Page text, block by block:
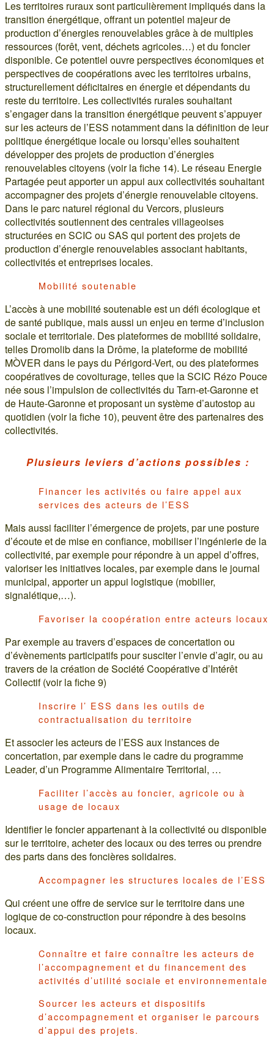
Les territoires ruraux sont particulièrement impliqués dans la
transition énergétique, offrant un potentiel majeur de
production d’énergies renouvelables grâce à de multiples
ressources (forêt, vent, déchets agricoles…) et du foncier
disponible. Ce potentiel ouvre perspectives économiques et
perspectives de coopérations avec les territoires urbains,
structurellement déficitaires en énergie et dépendants du
reste du territoire. Les collectivités rurales souhaitant
s’engager dans la transition énergétique peuvent s’appuyer
sur les acteurs de l’ESS notamment dans la définition de leur
politique énergétique locale ou lorsqu’elles souhaitent
développer des projets de production d’énergies
renouvelables citoyens (voir la fiche 14). Le réseau Energie
Partagée peut apporter un appui aux collectivités souhaitant
accompagner des projets d’énergie renouvelable citoyens.
Dans le parc naturel régional du Vercors, plusieurs
collectivités soutiennent des centrales villageoises
structurées en SCIC ou SAS qui portent des projets de
production d’énergie renouvelables associant habitants,
collectivités et entreprises locales.
Mobilité soutenable
L’accès à une mobilité soutenable est un défi écologique et
de santé publique, mais aussi un enjeu en terme d’inclusion
sociale et territoriale. Des plateformes de mobilité solidaire,
telles Dromolib dans la Drôme, la plateforme de mobilité
MÒVER dans le pays du Périgord-Vert, ou des plateformes
coopératives de covoiturage, telles que la SCIC Rézo Pouce
née sous l’impulsion de collectivités du Tarn-et-Garonne et
de Haute-Garonne et proposant un système d’autostop au
quotidien (voir la fiche 10), peuvent être des partenaires des
collectivités.
Plusieurs leviers d’actions possibles :
Financer les activités ou faire appel aux
services des acteurs de l’ESS
Mais aussi faciliter l’émergence de projets, par une posture
d’écoute et de mise en confiance, mobiliser l’ingénierie de la
collectivité, par exemple pour répondre à un appel d’offres,
valoriser les initiatives locales, par exemple dans le journal
municipal, apporter un appui logistique (mobilier,
signalétique,…).
Favoriser la coopération entre acteurs locaux
Par exemple au travers d’espaces de concertation ou
d’évènements participatifs pour susciter l’envie d’agir, ou au
travers de la création de Société Coopérative d’Intérêt
Collectif (voir la fiche 9)
Inscrire l’ ESS dans les outils de
contractualisation du territoire
Et associer les acteurs de l’ESS aux instances de
concertation, par exemple dans le cadre du programme
Leader, d’un Programme Alimentaire Territorial, …
Faciliter l’accès au foncier, agricole ou à
usage de locaux
Identifier le foncier appartenant à la collectivité ou disponible
sur le territoire, acheter des locaux ou des terres ou prendre
des parts dans des foncières solidaires.
Accompagner les structures locales de l’ESS
Qui créent une offre de service sur le territoire dans une
logique de co-construction pour répondre à des besoins
locaux.
Connaître et faire connaître les acteurs de
l’accompagnement et du financement des
activités d’utilité sociale et environnementale
Sourcer les acteurs et dispositifs
d’accompagnement et organiser le parcours
d’appui des projets.